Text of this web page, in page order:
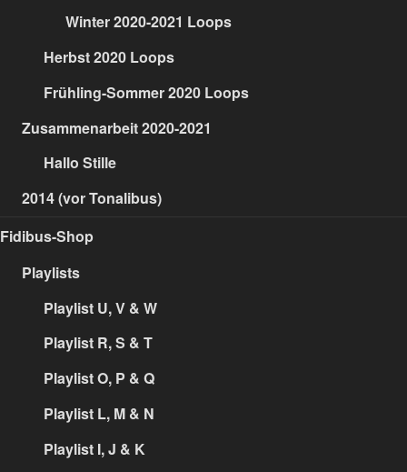
Winter 2020-2021 Loops
Herbst 2020 Loops
Frühling-Sommer 2020 Loops
Zusammenarbeit 2020-2021
Hallo Stille
2014 (vor Tonalibus)
Fidibus-Shop
Playlists
Playlist U, V & W
Playlist R, S & T
Playlist O, P & Q
Playlist L, M & N
Playlist I, J & K